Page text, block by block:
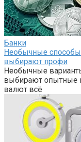
Банки
Необычные
выбирают профи
Необычные
выбирают опытные
валют всё